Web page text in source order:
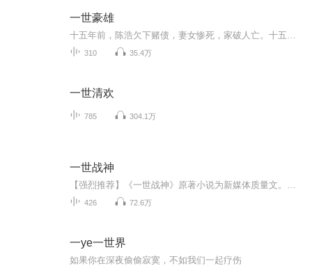
一世豪雄
310 35.4万
一世清欢
785 304.1万
一世战神
426 72.6万
一ye一世界
如果你在深夜偷偷寂寞，不如我们一起疗伤